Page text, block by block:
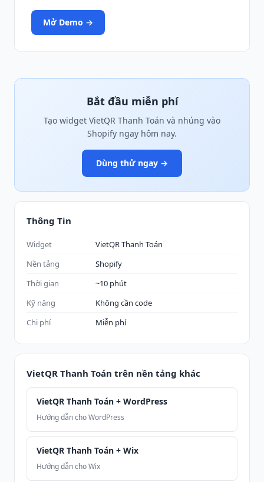
Mở Demo →
Bắt đầu miễn phí
Tạo widget VietQR Thanh Toán và nhúng vào
Shopify ngay hôm nay.
Dùng thử ngay →
Thông Tin
Widget
VietQR Thanh Toán
Nền tảng
Shopify
Thời gian
~10 phút
Kỹ năng
Không cần code
Chi phí
Miễn phí
VietQR Thanh Toán trên nền tảng khác
VietQR Thanh Toán + WordPress
Hướng dẫn cho WordPress
VietQR Thanh Toán + Wix
Hướng dẫn cho Wix